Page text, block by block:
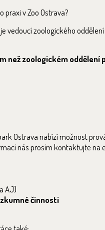
v Zoo Ostrava?
vedoucí zoologického
než zoologickém
Ostrava nabízí možnost
nás prosím kontaktujte na
AJ)
činnosti